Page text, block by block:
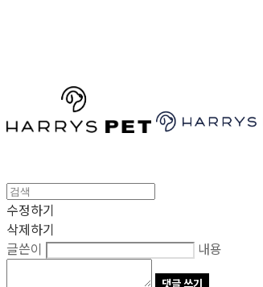
수정하기
삭제하기
글쓴이
내용
댓글 쓰기